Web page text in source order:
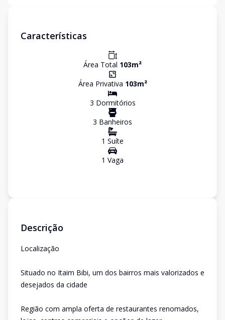
Características
Área Total 103m²
Área Privativa 103m²
3 Dormitórios
3 Banheiros
1 Suíte
1 Vaga
Descrição
Localização
Situado no Itaim Bibi, um dos bairros mais valorizados e
desejados da cidade
Região com ampla oferta de restaurantes renomados,